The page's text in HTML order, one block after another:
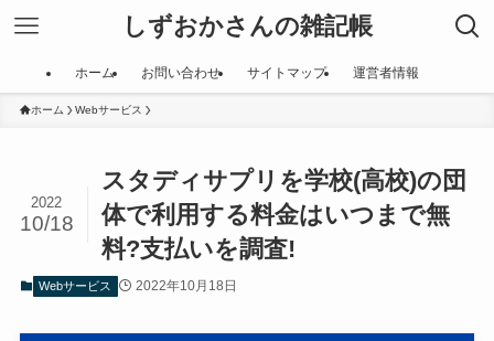
しずおかさんの雑記帳
ホーム お問い合わせ サイトマップ 運営者情報
ホーム Webサービス
スタディサプリを学校(高校)の団
体で利用する料金はいつまで無
料?支払いを調査!
2022
10/18
Webサービス 2022年10月18日